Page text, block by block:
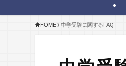
HOME 中学受験に関するFAQ